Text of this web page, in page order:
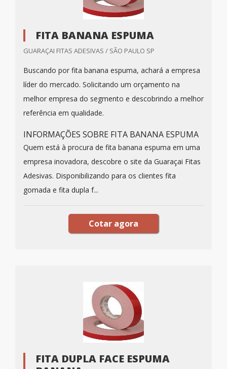
FITA BANANA ESPUMA
GUARAÇAI FITAS ADESIVAS / SÃO PAULO SP
Buscando por fita banana espuma, achará a empresa
líder do mercado. Solicitando um orçamento na
melhor empresa do segmento e descobrindo a melhor
referência em qualidade.
INFORMAÇÕES SOBRE FITA BANANA ESPUMA
Quem está à procura de fita banana espuma em uma
empresa inovadora, descobre o site da Guaraçai Fitas
Adesivas. Disponibilizando para os clientes fita
gomada e fita dupla f...
Cotar agora
FITA DUPLA FACE ESPUMA